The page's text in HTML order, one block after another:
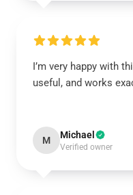
I’m very happy with
useful, and works
M Michael
Verified owner